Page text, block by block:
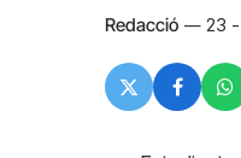
Redacció 23 -